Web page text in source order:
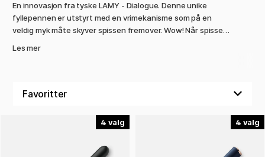
En innovasjon fra tyske LAMY - Dialogue. Denne unike
fyllepennen er utstyrt med en vrimekanisme som på en
veldig myk måte skyver spissen fremover. Wow! Når spissen
designet av Franco Clivio.
Les mer
4 4